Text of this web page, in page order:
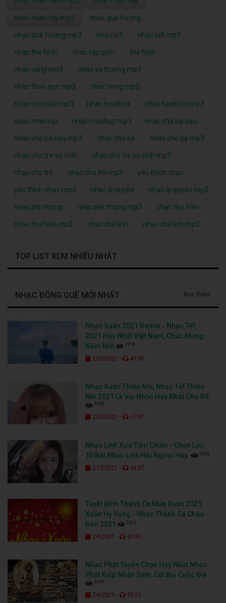
nhạc miền tây mp3 nhạc quê hương
nhạc quê hương mp3 nhạc lofi nhạc lofi mp3
nhac the hinh nhac tap gym the hinh
nhac vang mp3 nhac vu truong mp3
nhac thon que mp3 nhac song mp3
nhac nonstop mp3 nhac beatbox nhac beatbox mp3
nhạc mashup nhạc mashup mp3 nhac cho ba bau
nhac cho ba bau mp3 nhac cho be nhac cho be mp3
nhac cho tre so sinh nhac cho tre so sinh mp3
nhạc cho trẻ nhạc cho trẻ mp3 yêu thích nhạc
yêu thích nhạc mp3 nhạc lệ quyên nhạc lệ quyên mp3
nhạc phi nhung nhạc phi nhung mp3 nhạc thu hiền
nhạc thu hiền mp3 nhạc chế linh nhạc chế linh mp3
TOP LIST XEM NHIỀU NHẤT
NHẠC ĐỒNG QUÊ MỚI NHẤT Đọc thêm
Nhạc Xuân 2021 Remix - Nhạc Tết
2021 Hay Nhất Việt Nam, Chúc Mừng
Năm Mới
3318
2/23/2021 - 40:00
Nhạc Xuân Thiếu Nhi, Nhạc Tết Thiếu
Nhi 2021 Lk Vui Nhộn Hay Nhất Cho Bé
3662
2/20/2021 - 17:07
Nhạc Lính Xưa Tiền Chiến - Chọn Lọc
10 Bài Nhạc Lính Hải Ngoại Hay
5585
2/18/2021 - 44:07
Tuyệt Đỉnh Thánh Ca Mùa Xuân 2021
Xuân Hy Vọng - Nhạc Thánh Ca Chào
Đón 2021
3611
2/9/2021 - 40:00
Nhạc Phật Tuyển Chọn Hay Nhất Nhạc
Phật Kiếp Nhân Sinh, Cát Bụi Cuộc Đời
3739
2/4/2021 - 50:03